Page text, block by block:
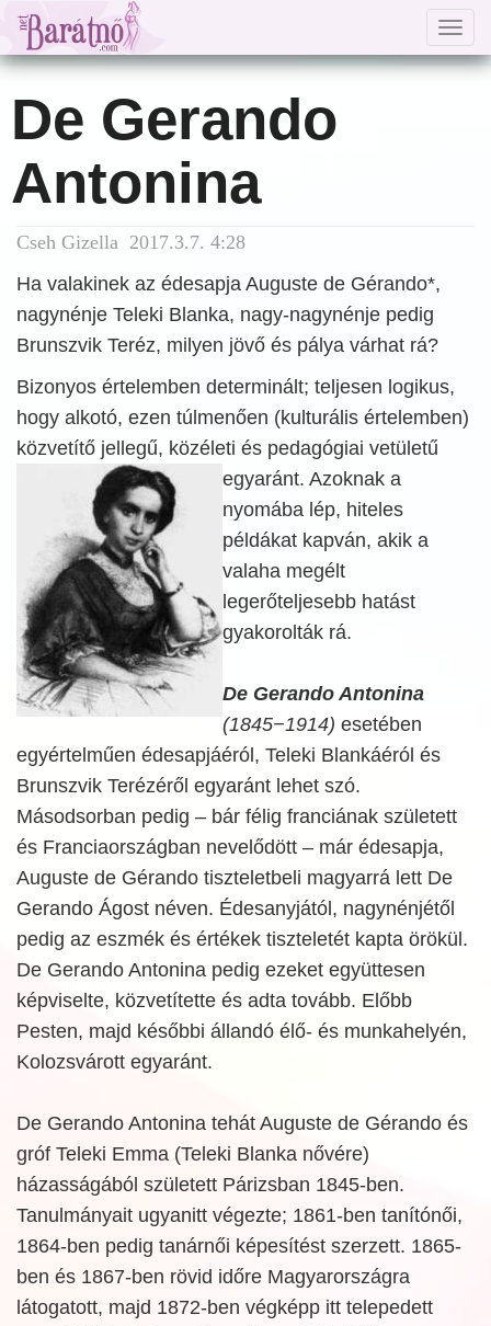
De Gerando
Antonina
Cseh Gizella 2017.3.7. 4:28
Ha valakinek az édesapja Auguste de Gérando*,
nagynénje Teleki Blanka, nagy-nagynénje pedig
Brunszvik Teréz, milyen jövő és pálya várhat rá?
Bizonyos értelemben determinált; teljesen logikus,
hogy alkotó, ezen túlmenően (kulturális értelemben)
közvetítő jellegű, közéleti és pedagógiai vetületű
egyaránt. Azoknak a
nyomába lép, hiteles
példákat kapván, akik a
valaha megélt
legerőteljesebb hatást
gyakorolták rá.
De Gerando Antonina
(1845−1914) esetében
egyértelműen édesapjáéról, Teleki Blankáéról és
Brunszvik Terézéről egyaránt lehet szó.
Másodsorban pedig – bár félig franciának született
és Franciaországban nevelődött – már édesapja,
Auguste de Gérando tiszteletbeli magyarrá lett De
Gerando Ágost néven. Édesanyjától, nagynénjétől
pedig az eszmék és értékek tiszteletét kapta örökül.
De Gerando Antonina pedig ezeket együttesen
képviselte, közvetítette és adta tovább. Előbb
Pesten, majd későbbi állandó élő- és munkahelyén,
Kolozsvárott egyaránt.
De Gerando Antonina tehát Auguste de Gérando és
gróf Teleki Emma (Teleki Blanka nővére)
házasságából született Párizsban 1845-ben.
Tanulmányait ugyanitt végezte; 1861-ben tanítónői,
1864-ben pedig tanárnői képesítést szerzett. 1865-
ben és 1867-ben rövid időre Magyarországra
látogatott, majd 1872-ben végképp itt telepedett